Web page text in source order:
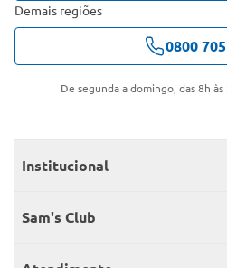
Demais regiões
0800
De segunda a domingo, das 8h
Institucional
Quem somos
Sam's Club
Seja sócio